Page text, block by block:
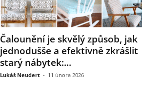
Čalounění je skvělý způsob, jak
jednodušše a efektivně zkrášlit
starý nábytek:...
Lukáš Neudert - 11 února 2026